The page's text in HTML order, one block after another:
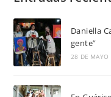
Daniella
gente”
28 DE MAYO